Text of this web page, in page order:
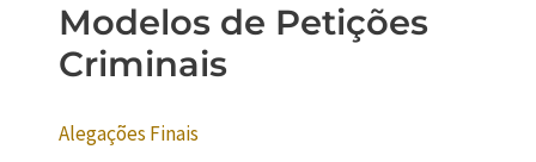
Modelos de Petições
Criminais
Alegações Finais